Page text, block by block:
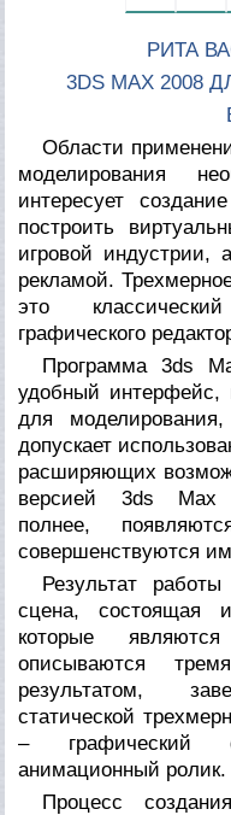
РИТА
3DS MAX 2008
Области
моделирования
интересует
построить
игровой индустрии,
рекламой.
это
графического
Программа 3ds
удобный интерфейс,
для
допускает
расширяющих
версией 3ds Max
полнее,
совершенствуются
Результат
сцена, состоящая
которые
описываются
результатом,
статической
– графический
анимационный ролик.
Процесс